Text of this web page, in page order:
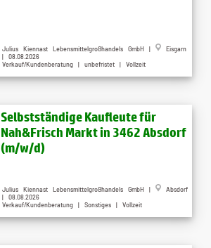
Julius Kiennast Lebensmittelgroßhandels GmbH |
Eisgarn
| 08.08.2026
Verkauf/Kundenberatung | unbefristet | Vollzeit
Selbstständige Kaufleute für
Nah&Frisch Markt in 3462 Absdorf
(m/w/d)
Julius Kiennast Lebensmittelgroßhandels GmbH |
Absdorf
| 08.08.2026
Verkauf/Kundenberatung | Sonstiges | Vollzeit